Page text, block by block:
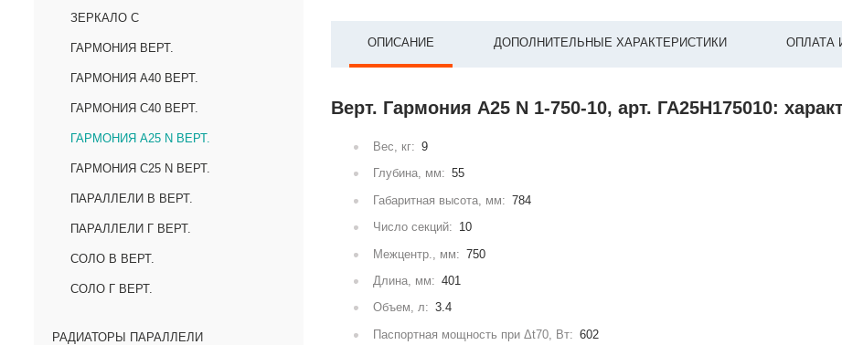
ЗЕРКАЛО С
ГАРМОНИЯ ВЕРТ.
ГАРМОНИЯ А40 ВЕРТ.
ГАРМОНИЯ С40 ВЕРТ.
ГАРМОНИЯ А25 N ВЕРТ.
ГАРМОНИЯ С25 N ВЕРТ.
ПАРАЛЛЕЛИ В ВЕРТ.
ПАРАЛЛЕЛИ Г ВЕРТ.
СОЛО В ВЕРТ.
СОЛО Г ВЕРТ.
РАДИАТОРЫ ПАРАЛЛЕЛИ
ОПИСАНИЕ ДОПОЛНИТЕЛЬНЫЕ ХАРАКТЕРИСТИКИ ОПЛАТА
Верт. Гармония А25 N 1-750-10, арт. ГА25Н175010:
Вес, кг: 9
Глубина, мм: 55
Габаритная высота, мм: 784
Число секций: 10
Межцентр., мм: 750
Длина, мм: 401
Объем, л: 3.4
Паспортная мощность при Δt70, Вт: 602